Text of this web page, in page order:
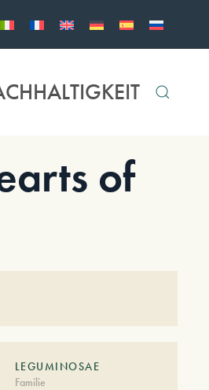
of
LEGUMINOSAE
Familie